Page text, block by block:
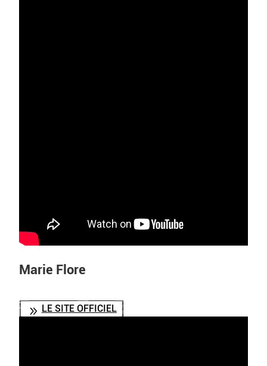
Marie Flore
LE SITE OFFICIEL